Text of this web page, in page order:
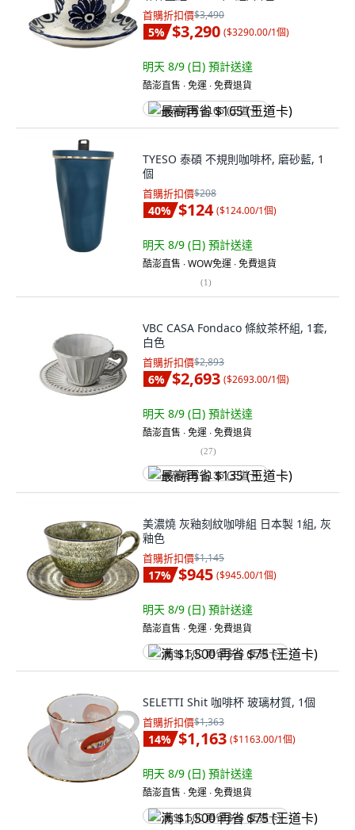
首購折扣價$3,490
5% $3,290 ($3290.00/1個)
明天 8/9 (日) 預計送達
酷澎直售 ∙ 免運 ∙ 免費退貨
最高再省 $165 (王道卡)
TYESO 泰碩 不規則咖啡杯, 磨砂藍, 1
個
首購折扣價$208
40% $124 ($124.00/1個)
明天 8/9 (日) 預計送達
酷澎直售 ∙ WOW免運 ∙ 免費退貨
(1)
VBC CASA Fondaco 條紋茶杯組, 1套,
白色
首購折扣價$2,893
6% $2,693 ($2693.00/1個)
明天 8/9 (日) 預計送達
酷澎直售 ∙ 免運 ∙ 免費退貨
(27)
最高再省 $135 (王道卡)
美濃燒 灰釉刻紋咖啡組 日本製 1組, 灰
釉色
首購折扣價$1,145
17% $945 ($945.00/1個)
明天 8/9 (日) 預計送達
酷澎直售 ∙ 免運 ∙ 免費退貨
满 $1,500 再省 $75 (王道卡)
SELETTI Shit 咖啡杯 玻璃材質, 1個
首購折扣價$1,363
14% $1,163 ($1163.00/1個)
明天 8/9 (日) 預計送達
酷澎直售 ∙ 免運 ∙ 免費退貨
满 $1,500 再省 $75 (王道卡)